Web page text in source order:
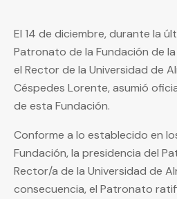
El 14 de diciembre, durante la
Patronato de la Fundación de
el Rector de la Universidad de
Céspedes Lorente, asumió
de esta Fundación.
Conforme a lo establecido en
Fundación, la presidencia del
Rector/a de la Universidad de
consecuencia, el Patronato